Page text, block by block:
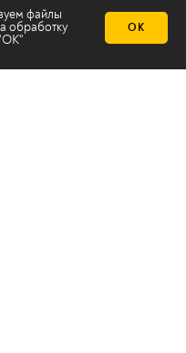
файлы
обработку
ОК